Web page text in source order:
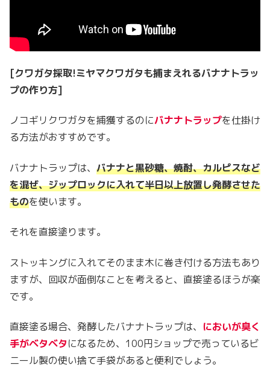
[クワガタ採取!ミヤマクワガタも捕まえれるバナナトラッ
プの作り方]
ノコギリクワガタを捕獲するのにバナナトラップを仕掛け
る方法がおすすめです。
バナナトラップは、 バナナと黒砂糖、焼酎、カルピスなど
を混ぜ、ジップロックに入れて半日以上放置し発酵させた
ものを使います。
それを直接塗ります。
ストッキングに入れてそのまま木に巻き付ける方法もあり
ますが、回収が面倒なことを考えると、直接塗るほうが楽
です。
直接塗る場合、発酵したバナナトラップは、 においが臭く
手がベタベタになるため、100円ショップで売っているビ
ニール製の使い捨て手袋があると便利でしょう。